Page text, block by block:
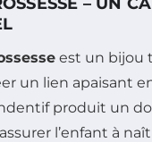
est un bijou
un lien apaisant
produit un
l’enfant à